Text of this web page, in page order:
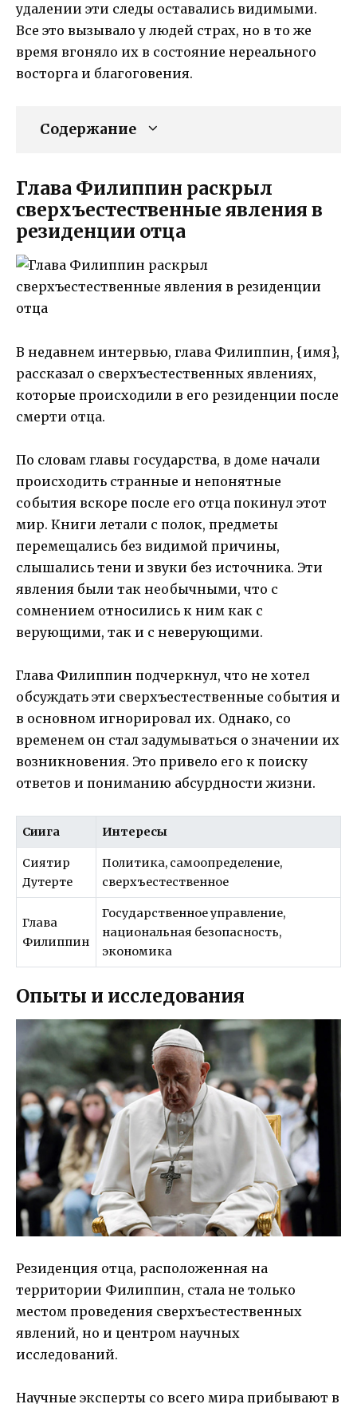
удалении эти следы оставались видимыми.
Все это вызывало у людей страх, но в то же
время вгоняло их в состояние нереального
восторга и благоговения.
Содержание
Глава Филиппин раскрыл
сверхъестественные явления в
резиденции отца
В недавнем интервью, глава Филиппин, {имя},
рассказал о сверхъестественных явлениях,
которые происходили в его резиденции после
смерти отца.
По словам главы государства, в доме начали
происходить странные и непонятные
события вскоре после его отца покинул этот
мир. Книги летали с полок, предметы
перемещались без видимой причины,
слышались тени и звуки без источника. Эти
явления были так необычными, что с
сомнением относились к ним как с
верующими, так и с неверующими.
Глава Филиппин подчеркнул, что не хотел
обсуждать эти сверхъестественные события и
в основном игнорировал их. Однако, со
временем он стал задумываться о значении их
возникновения. Это привело его к поиску
ответов и пониманию абсурдности жизни.
Сиига Интересы
Сиятир
Дутерте
Политика, самоопределение,
сверхъестественное
Глава
Филиппин
Государственное управление,
национальная безопасность,
экономика
Опыты и исследования
Резиденция отца, расположенная на
территории Филиппин, стала не только
местом проведения сверхъестественных
явлений, но и центром научных
исследований.
Научные эксперты со всего мира прибывают в